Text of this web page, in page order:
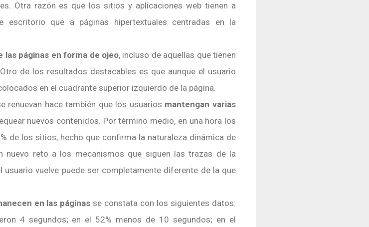
Otra razón es que los sitios y aplicaciones web tienen a
escritorio que a páginas hipertextuales centradas en la
las páginas en forma de ojeo, incluso de aquellas que tienen
de los resultados destacables es que aunque el usuario
en el cuadrante superior izquierdo de la página.
renuevan hace también que los usuarios mantengan varias
nuevos contenidos. Por término medio, en una hora los
de los sitios, hecho que confirma la naturaleza dinámica de
nuevo reto a los mecanismos que siguen las trazas de la
usuario vuelve puede ser completamente diferente de la que
en las páginas se constata con los siguientes datos:
4 segundos; en el 52% menos de 10 segundos; en el